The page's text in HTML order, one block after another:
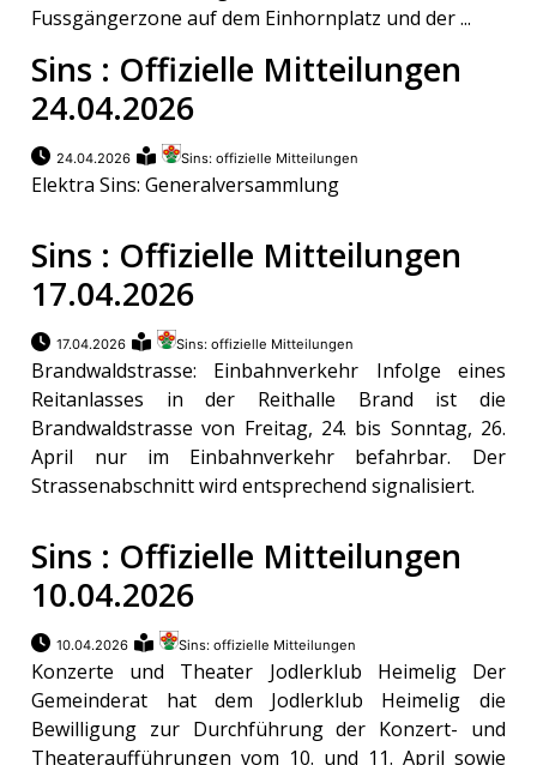
Fussgängerzone auf dem Einhornplatz und der ...
Sins : Offizielle Mitteilungen
24.04.2026
24.04.2026 Sins: offizielle Mitteilungen
Elektra Sins: Generalversammlung
Sins : Offizielle Mitteilungen
17.04.2026
17.04.2026 Sins: offizielle Mitteilungen
Brandwaldstrasse: Einbahnverkehr Infolge eines
Reitanlasses in der Reithalle Brand ist die
Brandwaldstrasse von Freitag, 24. bis Sonntag, 26.
April nur im Einbahnverkehr befahrbar. Der
Strassenabschnitt wird entsprechend signalisiert.
Sins : Offizielle Mitteilungen
10.04.2026
10.04.2026 Sins: offizielle Mitteilungen
Konzerte und Theater Jodlerklub Heimelig Der
Gemeinderat hat dem Jodlerklub Heimelig die
Bewilligung zur Durchführung der Konzert- und
Theateraufführungen vom 10. und 11. April sowie